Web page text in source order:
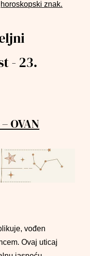
horoskopski znak.
- 23.
OVAN
vođen
Ovaj uticaj